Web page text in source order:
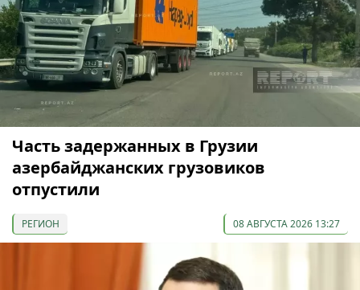
Часть задержанных в Грузии
азербайджанских грузовиков
отпустили
РЕГИОН 08 АВГУСТА 2026 13:27